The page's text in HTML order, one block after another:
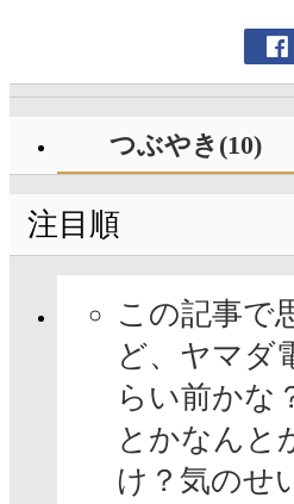
つぶやき(10)
注目順
この記事で
ど、ヤマダ
らい前かな
とかなんと
け？気のせ